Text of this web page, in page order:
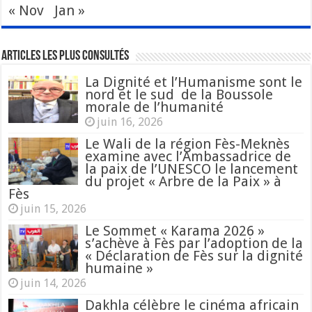
« Nov
Jan »
Articles les plus consultés
La Dignité et l’Humanisme sont le
nord et le sud de la Boussole
morale de l’humanité
juin 16, 2026
Le Wali de la région Fès-Meknès
examine avec l’Ambassadrice de
la paix de l’UNESCO le lancement
du projet « Arbre de la Paix » à
Fès
juin 15, 2026
Le Sommet « Karama 2026 »
s’achève à Fès par l’adoption de la
« Déclaration de Fès sur la dignité
humaine »
juin 14, 2026
Dakhla célèbre le cinéma africain